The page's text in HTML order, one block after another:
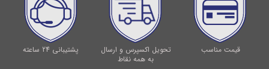
قیمت مناسب
تحویل اکسپرس و ارسال
به همه نقاط
پشتیبانی 24 ساعته